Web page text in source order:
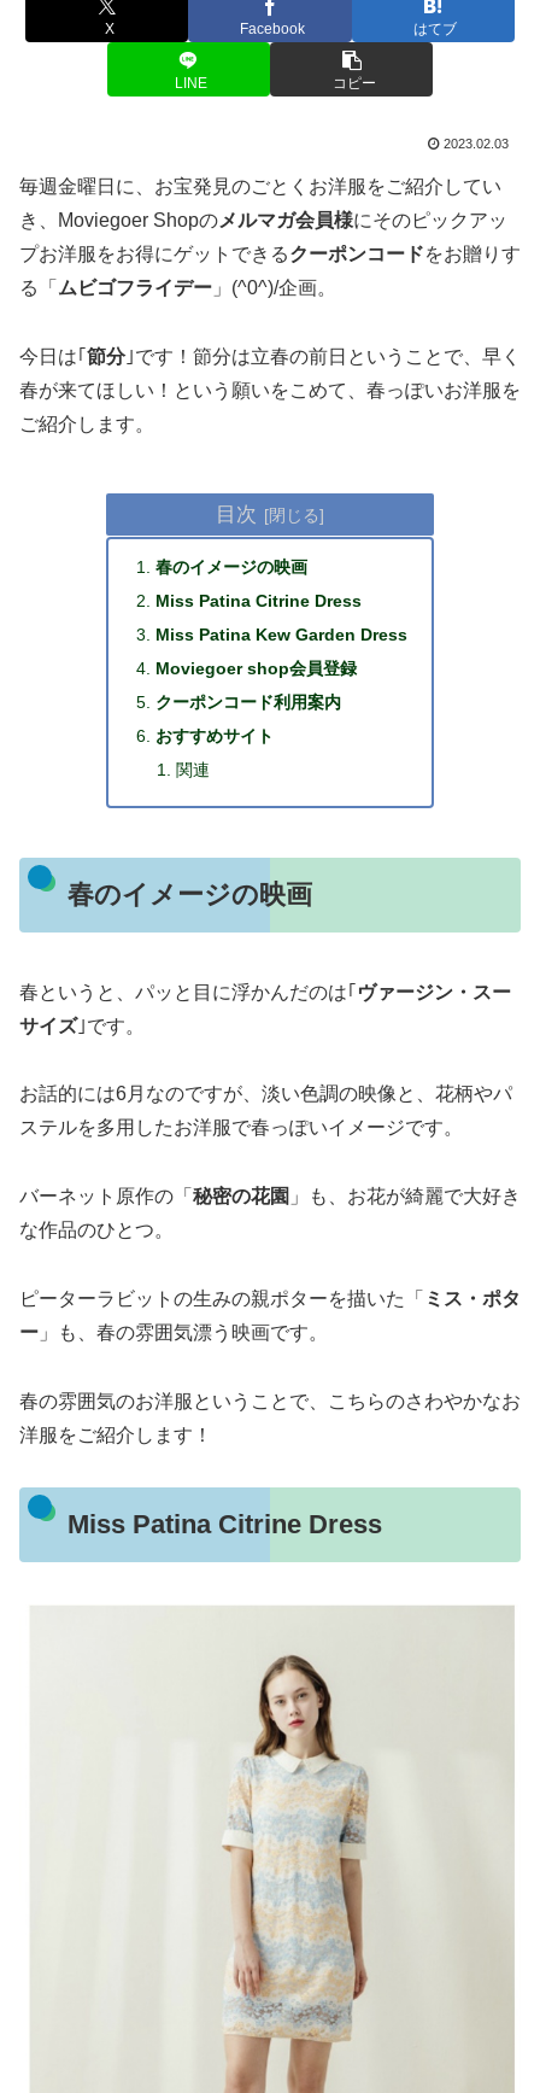
X Facebook はてブ
LINE コピー
2023.02.03
毎週金曜日に、お宝発見のごとくお洋服をご紹介してい
き、Moviegoer Shopのメルマガ会員様にそのピックアッ
プお洋服をお得にゲットできるクーポンコードをお贈りす
る「 ムビゴフライデー 」(^0^)/企画。
今日は｢ 節分｣です！節分は立春の前日ということで、早く
春が来てほしい！という願いをこめて、春っぽいお洋服を
ご紹介します。
目次
春のイメージの映画
Miss Patina Citrine Dress
Miss Patina Kew Garden Dress
Moviegoer shop会員登録
クーポンコード利用案内
おすすめサイト
関連
春のイメージの映画
春というと、パッと目に浮かんだのは｢ ヴァージン・スー
サイズ｣です。
お話的には6月なのですが、淡い色調の映像と、花柄やパ
ステルを多用したお洋服で春っぽいイメージです。
バーネット原作の「 秘密の花園 」も、お花が綺麗で大好き
な作品のひとつ。
ピーターラビットの生みの親ポターを描いた「 ミス・ポタ
ー 」も、春の雰囲気漂う映画です。
春の雰囲気のお洋服ということで、こちらのさわやかなお
洋服をご紹介します！
Miss Patina Citrine Dress